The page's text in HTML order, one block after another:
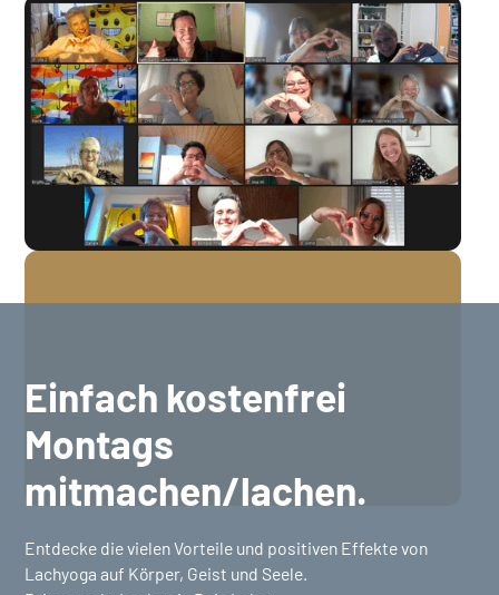
Einfach kostenfrei
Montags
mitmachen/lachen.
Entdecke die vielen Vorteile und positiven Effekte von
Lachyoga auf Körper, Geist und Seele.